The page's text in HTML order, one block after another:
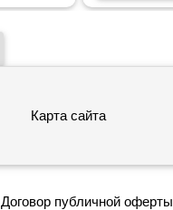
Карта сайта
Договор публичной оферты